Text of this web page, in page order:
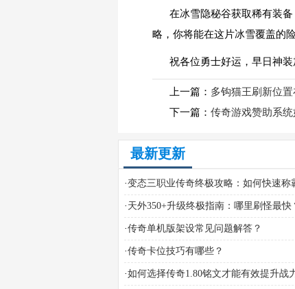
在冰雪隐秘谷获取稀有装
略，你将能在这片冰雪覆盖的
祝各位勇士好运，早日神装
上一篇： 多钩猫王刷新位置
下一篇： 传奇游戏赞助系统
最新更新
·变态三职业传奇终极攻略：如何快速称
· 天外350+升级终极指南：哪里刷怪最快
·传奇单机版架设常见问题解答？
·传奇卡位技巧有哪些？
·如何选择传奇1.80铭文才能有效提升战